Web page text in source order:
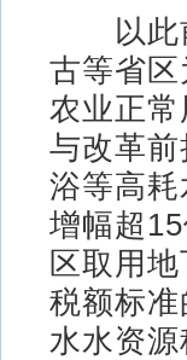
以此前
古等省
农业正
与改革
浴等高
增幅超
区取用
税额标
水水资源